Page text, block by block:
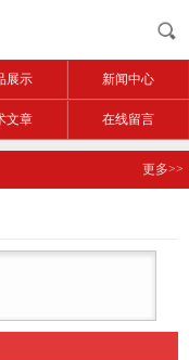
展示 新闻中心
文章 在线留言
更多>>